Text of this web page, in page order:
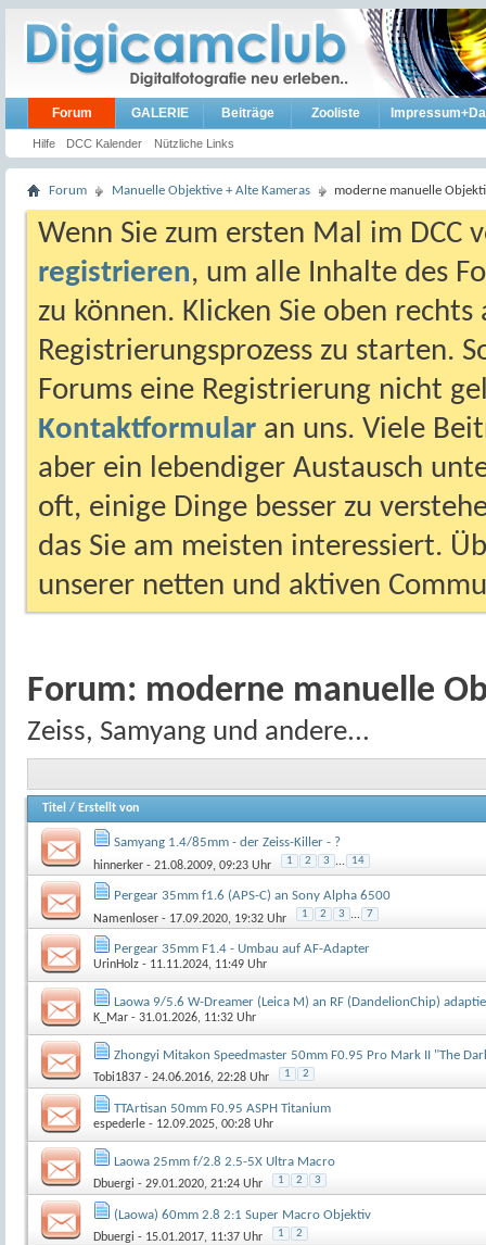
Forum
Hilfe DCC Kalender Nützliche Links
GALERIE Beiträge Zooliste
Forum Manuelle Objektive + Alte Kameras moderne manuelle
Wenn Sie zum ersten Mal im DCC
registrieren, um alle Inhalte des
zu können. Klicken Sie oben
Registrierungsprozess zu starten.
Forums eine Registrierung nicht
Kontaktformular an uns. Viele
aber ein lebendiger Austausch
oft, einige Dinge besser zu
das Sie am meisten interessiert.
unserer netten und aktiven
Forum: moderne manuelle
Zeiss, Samyang und andere...
Titel / Erstellt von
Samyang 1.4/85mm - der Zeiss-Killer - ?
hinnerker - 21.08.2009, 09:23 Uhr 1 2 3 ... 14
Pergear 35mm f1.6 (APS-C) an Sony Alpha 6500
Namenloser - 17.09.2020, 19:32 Uhr 1 2 3 ... 7
Pergear 35mm F1.4 - Umbau auf AF-Adapter
UrinHolz - 11.11.2024, 11:49 Uhr
Laowa 9/5.6 W-Dreamer (Leica M) an RF (DandelionChip)
K_Mar - 31.01.2026, 11:32 Uhr
Zhongyi Mitakon Speedmaster 50mm F0.95 Pro Mark II "The
Tobi1837 - 24.06.2016, 22:28 Uhr 1 2
TTArtisan 50mm F0.95 ASPH Titanium
espederle - 12.09.2025, 00:28 Uhr
Laowa 25mm f/2.8 2.5-5X Ultra Macro
Dbuergi - 29.01.2020, 21:24 Uhr 1 2 3
(Laowa) 60mm 2.8 2:1 Super Macro Objektiv
Dbuergi - 15.01.2017, 11:37 Uhr 1 2